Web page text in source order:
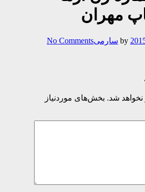
مهران
سارمیNo Comments
شد. بخش‌های موردنیاز